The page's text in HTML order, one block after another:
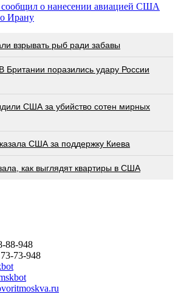
о нанесении авиацией США
Ирану
взрывать рыб ради забавы
Британии поразились удару России
США за убийство сотен мирных
США за поддержку Киева
как выглядят квартиры в США
88-948
73-948